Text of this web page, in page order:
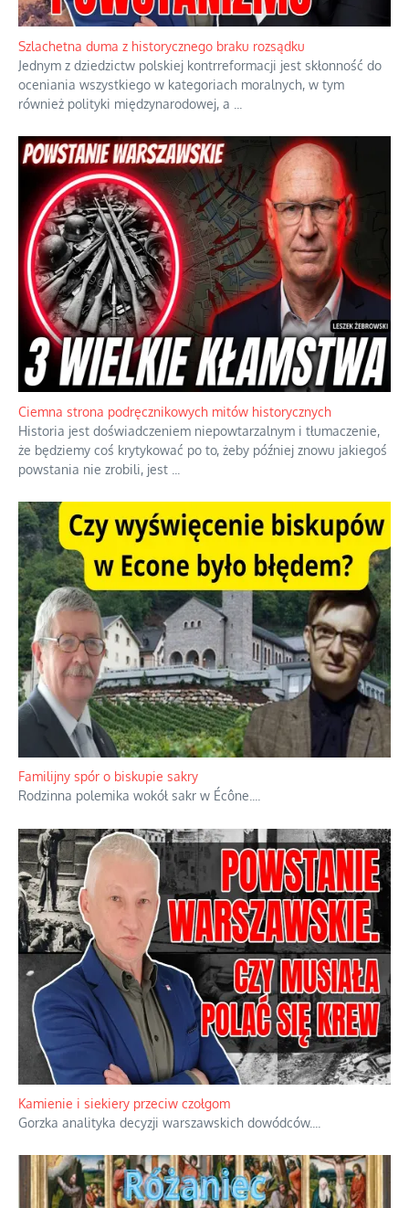
Szlachetna duma z historycznego braku rozsądku
Jednym z dziedzictw polskiej kontrreformacji jest skłonność do
oceniania wszystkiego w kategoriach moralnych, w tym
również polityki międzynarodowej, a
Ciemna strona podręcznikowych mitów historycznych
Historia jest doświadczeniem niepowtarzalnym i tłumaczenie,
że będziemy coś krytykować po to, żeby później znowu jakiegoś
powstania nie zrobili, jest
Familijny spór o biskupie sakry
Rodzinna polemika wokół sakr w Écône.
Kamienie i siekiery przeciw czołgom
Gorzka analityka decyzji warszawskich dowódców.